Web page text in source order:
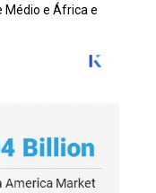
Médio e África e